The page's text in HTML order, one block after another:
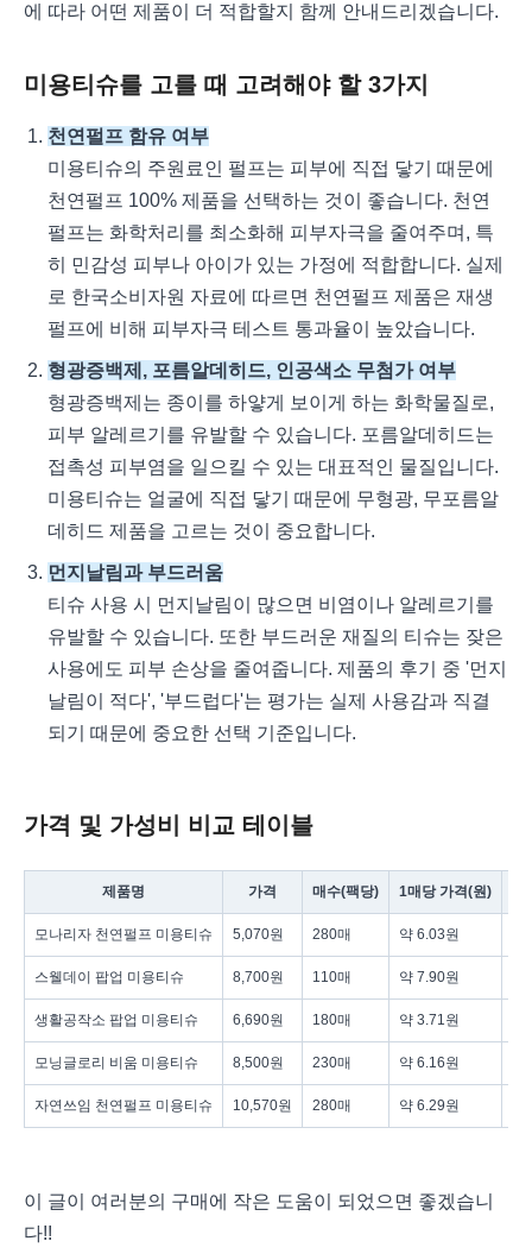
에 따라 어떤 제품이 더 적합할지 함께 안내드리겠습니다.
미용티슈를 고를 때 고려해야 할 3가지
천연펄프 함유 여부
미용티슈의 주원료인 펄프는 피부에 직접 닿기 때문에
천연펄프 100% 제품을 선택하는 것이 좋습니다. 천연
펄프는 화학처리를 최소화해 피부자극을 줄여주며, 특
히 민감성 피부나 아이가 있는 가정에 적합합니다. 실제
로 한국소비자원 자료에 따르면 천연펄프 제품은 재생
펄프에 비해 피부자극 테스트 통과율이 높았습니다.
형광증백제, 포름알데히드, 인공색소 무첨가 여부
형광증백제는 종이를 하얗게 보이게 하는 화학물질로,
피부 알레르기를 유발할 수 있습니다. 포름알데히드는
접촉성 피부염을 일으킬 수 있는 대표적인 물질입니다.
미용티슈는 얼굴에 직접 닿기 때문에 무형광, 무포름알
데히드 제품을 고르는 것이 중요합니다.
먼지날림과 부드러움
티슈 사용 시 먼지날림이 많으면 비염이나 알레르기를
유발할 수 있습니다. 또한 부드러운 재질의 티슈는 잦은
사용에도 피부 손상을 줄여줍니다. 제품의 후기 중 '먼지
날림이 적다', '부드럽다'는 평가는 실제 사용감과 직결
되기 때문에 중요한 선택 기준입니다.
가격 및 가성비 비교 테이블
제품명 가격 매수(팩당) 1매당 가격(원)
모나리자 천연펄프 미용티슈 5,070원 280매 약 6.03원
스웰데이 팝업 미용티슈 8,700원 110매 약 7.90원
생활공작소 팝업 미용티슈 6,690원 180매 약 3.71원
모닝글로리 비움 미용티슈 8,500원 230매 약 6.16원
자연쓰임 천연펄프 미용티슈 10,570원 280매 약 6.29원
이 글이 여러분의 구매에 작은 도움이 되었으면 좋겠습니
다!!